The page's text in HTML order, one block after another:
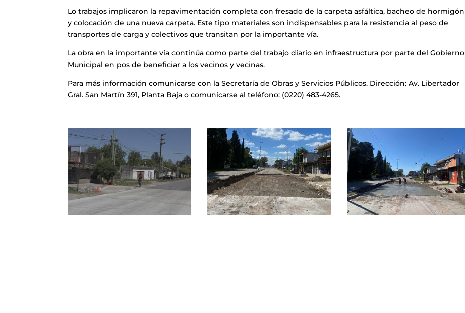
Lo trabajos implicaron la repavimentación completa con fresado de la carpeta asfáltica, bacheo de hormigón
y colocación de una nueva carpeta. Este tipo materiales son indispensables para la resistencia al peso de
transportes de carga y colectivos que transitan por la importante vía.
La obra en la importante vía continúa como parte del trabajo diario en infraestructura por parte del Gobierno
Municipal en pos de beneficiar a los vecinos y vecinas.
Para más información comunicarse con la Secretaría de Obras y Servicios Públicos. Dirección: Av. Libertador
Gral. San Martín 391, Planta Baja o comunicarse al teléfono: (0220) 483-4265.